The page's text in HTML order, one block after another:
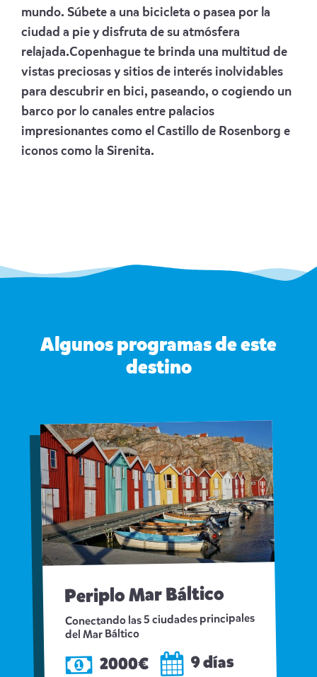
mundo. Súbete a una bicicleta o pasea por la
ciudad a pie y disfruta de su atmósfera
relajada.Copenhague te brinda una multitud de
vistas preciosas y sitios de interés inolvidables
para descubrir en bici, paseando, o cogiendo un
barco por lo canales entre palacios
impresionantes como el Castillo de Rosenborg e
iconos como la Sirenita.
Algunos programas de este
destino
Periplo Mar Báltico
Conectando las 5 ciudades principales
del Mar Báltico
2000€ 9 días